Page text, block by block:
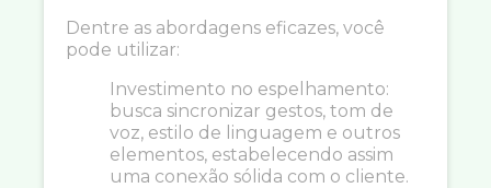
Dentre as abordagens eficazes, você
pode utilizar:
Investimento no espelhamento:
busca sincronizar gestos, tom de
voz, estilo de linguagem e outros
elementos, estabelecendo assim
uma conexão sólida com o cliente.